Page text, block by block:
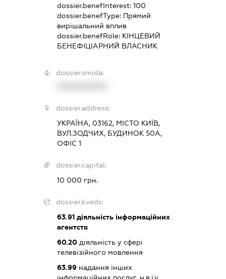
dossier.benefInterest: 100
dossier.benefType: Прямий
вирішальний вплив
dossier.benefRole: КІНЦЕВИЙ
БЕНЕФІЦІАРНИЙ ВЛАСНИК
dossier.smida:
dossier.address:
УКРАЇНА, 03162, МІСТО КИЇВ,
ВУЛ.ЗОДЧИХ, БУДИНОК 50А,
ОФІС 1
dossier.capital:
10 000 грн.
dossier.kveds:
63.91діяльність інформаційних
агентств
60.20діяльність у сфері
телевізійного мовлення
63.99надання інших
інформаційних послуг, н.в.і.у.